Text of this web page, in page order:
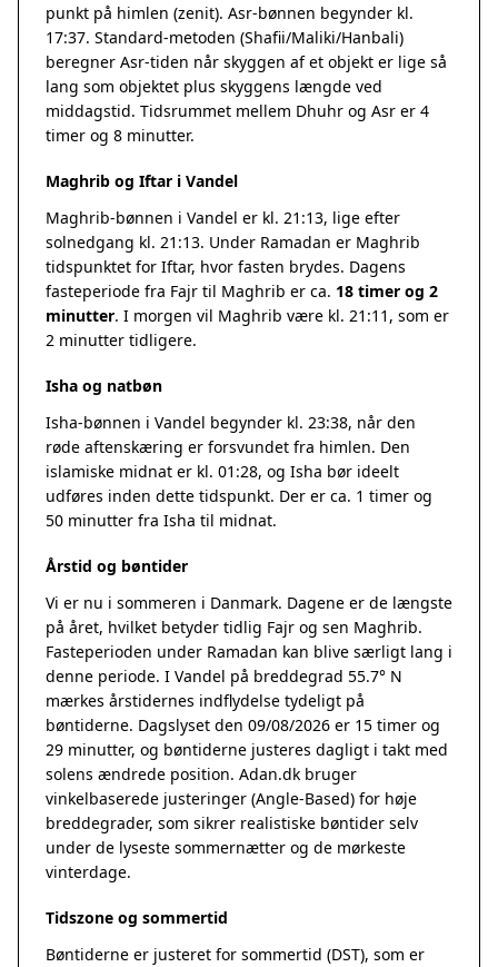
punkt på himlen (zenit). Asr-bønnen begynder kl.
17:37. Standard-metoden (Shafii/Maliki/Hanbali)
beregner Asr-tiden når skyggen af et objekt er lige så
lang som objektet plus skyggens længde ved
middagstid. Tidsrummet mellem Dhuhr og Asr er 4
timer og 8 minutter.
Maghrib og Iftar i Vandel
Maghrib-bønnen i Vandel er kl. 21:13, lige efter
solnedgang kl. 21:13. Under Ramadan er Maghrib
tidspunktet for Iftar, hvor fasten brydes. Dagens
fasteperiode fra Fajr til Maghrib er ca. 18 timer og 2
minutter. I morgen vil Maghrib være kl. 21:11, som er
2 minutter tidligere.
Isha og natbøn
Isha-bønnen i Vandel begynder kl. 23:38, når den
røde aftenskæring er forsvundet fra himlen. Den
islamiske midnat er kl. 01:28, og Isha bør ideelt
udføres inden dette tidspunkt. Der er ca. 1 timer og
50 minutter fra Isha til midnat.
Årstid og bøntider
Vi er nu i sommeren i Danmark. Dagene er de længste
på året, hvilket betyder tidlig Fajr og sen Maghrib.
Fasteperioden under Ramadan kan blive særligt lang i
denne periode. I Vandel på breddegrad 55.7° N
mærkes årstidernes indflydelse tydeligt på
bøntiderne. Dagslyset den 09/08/2026 er 15 timer og
29 minutter, og bøntiderne justeres dagligt i takt med
solens ændrede position. Adan.dk bruger
vinkelbaserede justeringer (Angle-Based) for høje
breddegrader, som sikrer realistiske bøntider selv
under de lyseste sommernætter og de mørkeste
vinterdage.
Tidszone og sommertid
Bøntiderne er justeret for sommertid (DST), som er